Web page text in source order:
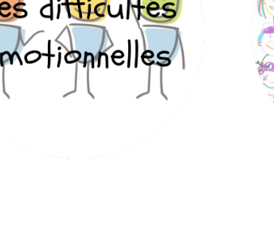
Connaissance de soi
Gestion des émotions
Gestion du stress,
des angoisses